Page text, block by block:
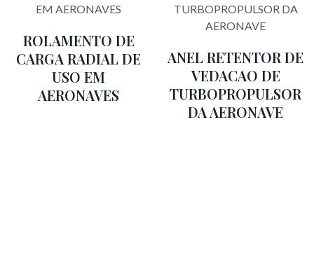
ROLAMENTO DE
CARGA RADIAL DE
USO EM
AERONAVES
ANEL RETENTOR DE
VEDACAO DE
TURBOPROPULSOR
DA AERONAVE